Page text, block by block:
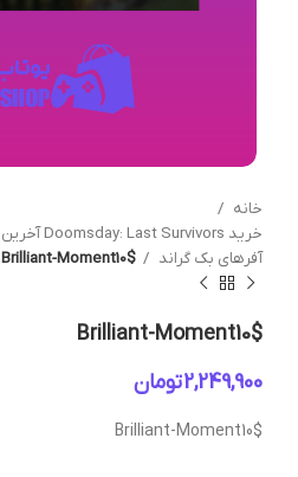
خانه
خرید Doomsday: Last Survivors آخرین بازماندگان روز قیامت
آفرهای بک گراند
Brilliant-Moment10$
Brilliant-Moment10$
تومان
Brilliant-Moment10$